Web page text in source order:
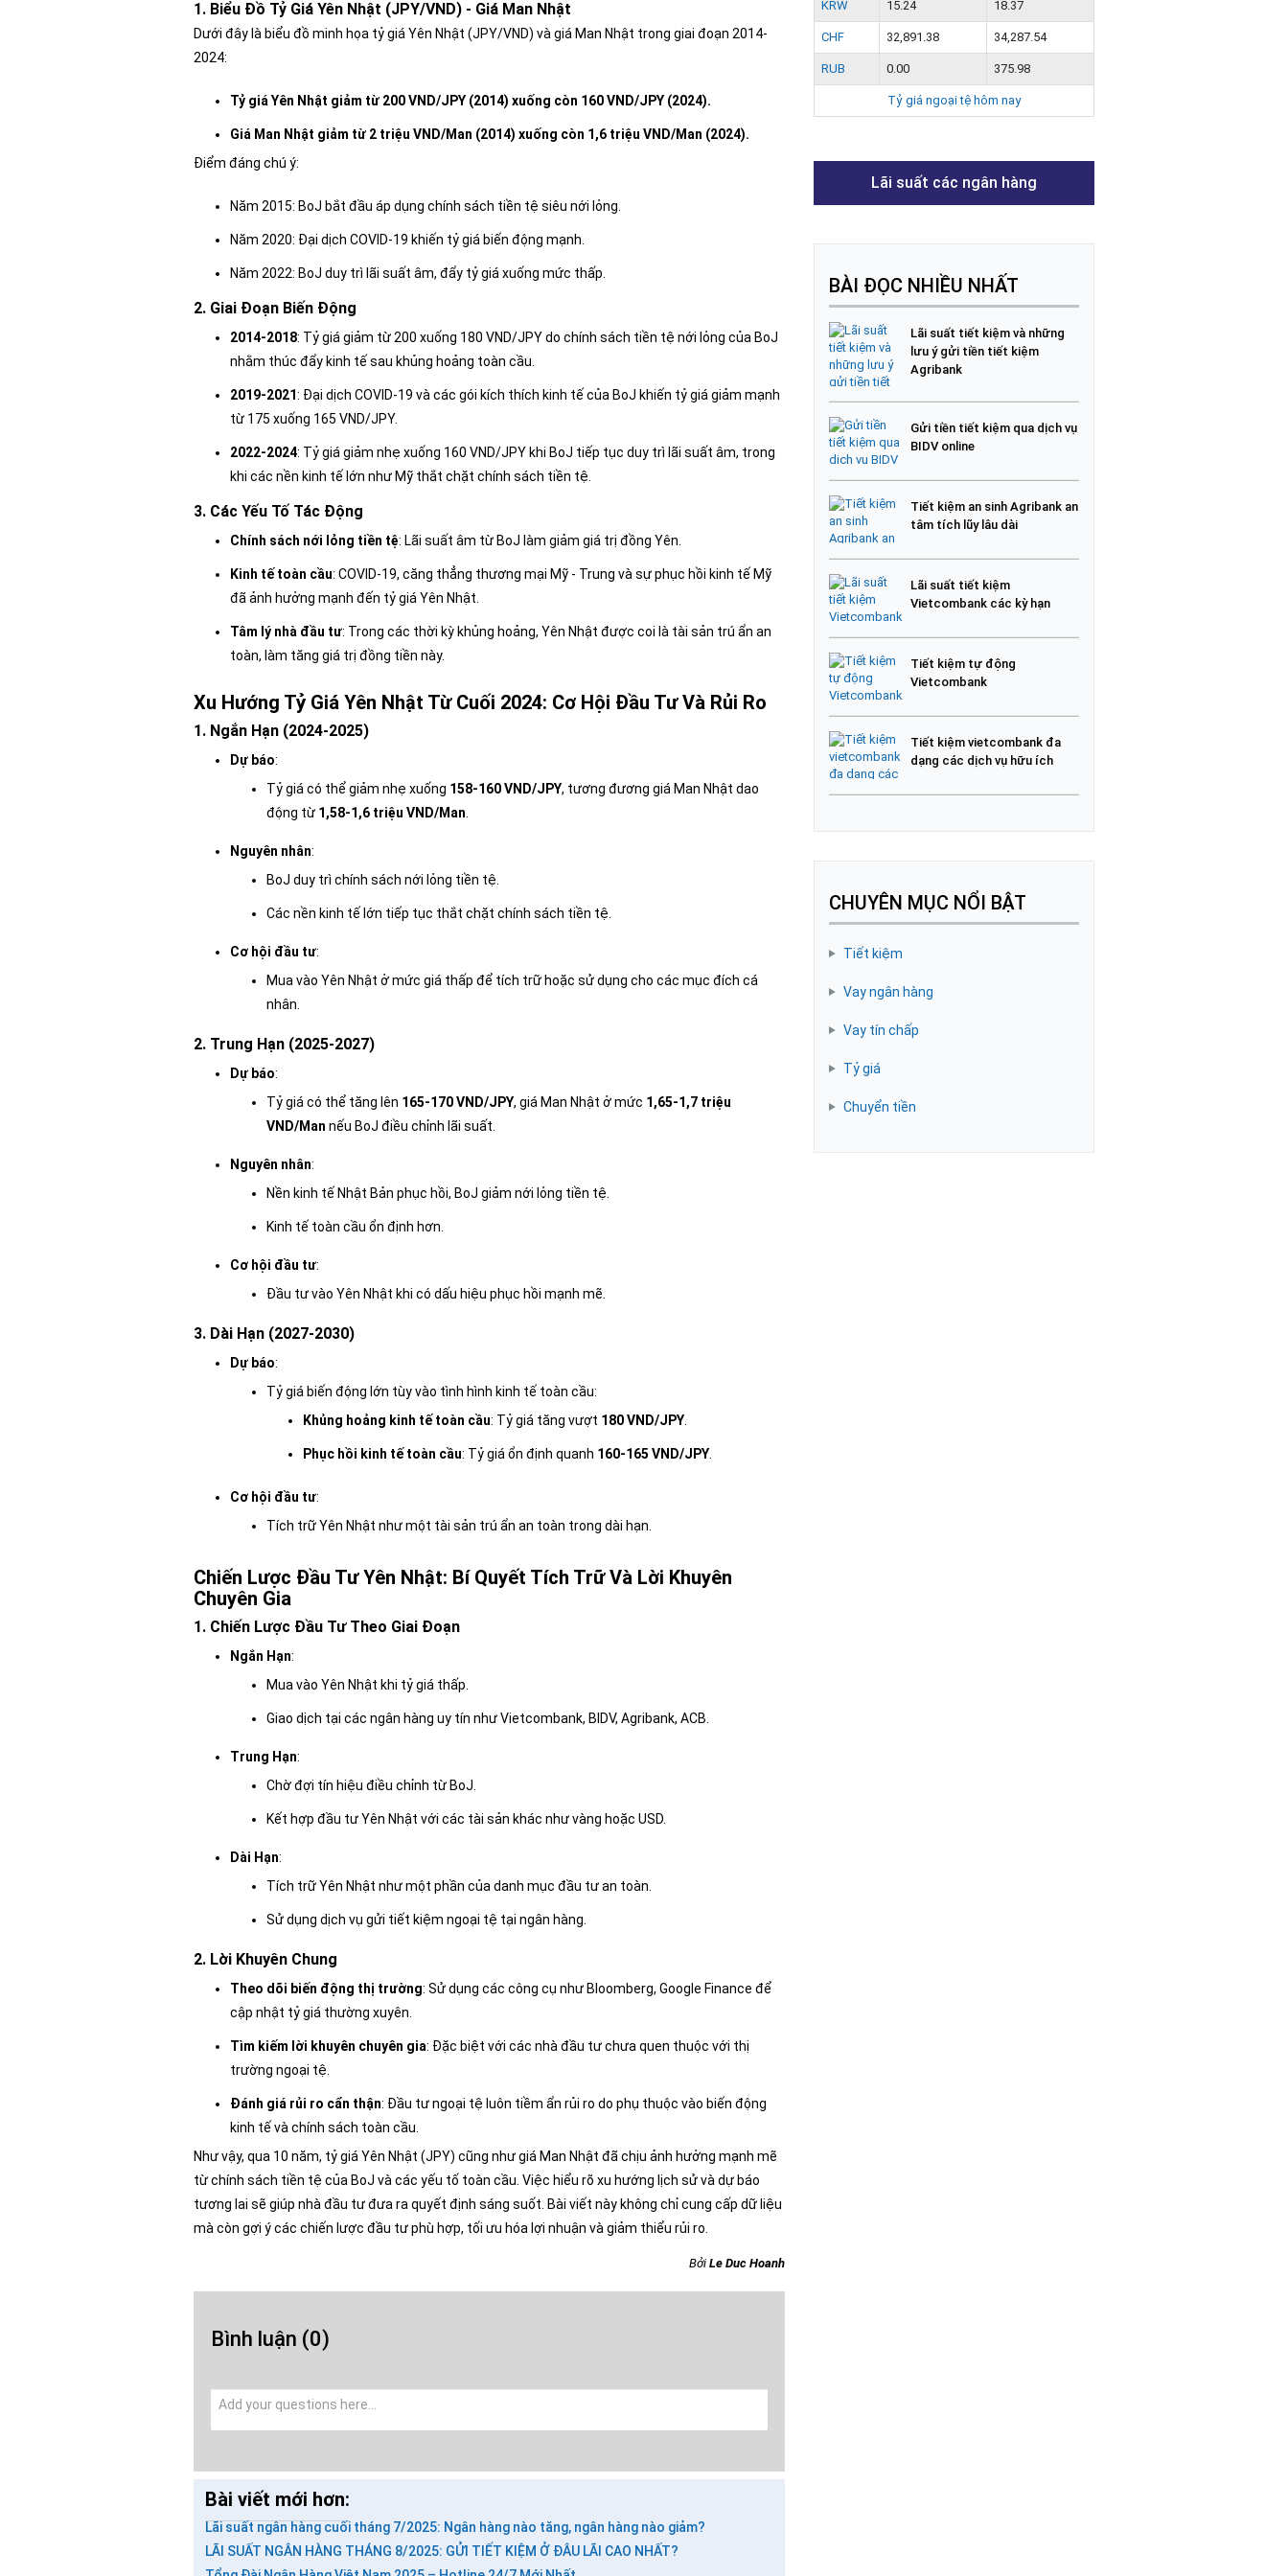
1. Biểu Đồ Tỷ Giá Yên Nhật (JPY/VND) - Giá Man Nhật
Dưới đây là biểu đồ minh họa tỷ giá Yên Nhật (JPY/VND) và giá Man Nhật trong giai đoạn 2014-
2024:
Tỷ giá Yên Nhật giảm từ 200 VND/JPY (2014) xuống còn 160 VND/JPY (2024).
Giá Man Nhật giảm từ 2 triệu VND/Man (2014) xuống còn 1,6 triệu VND/Man (2024).
Điểm đáng chú ý:
Năm 2015: BoJ bắt đầu áp dụng chính sách tiền tệ siêu nới lỏng.
Năm 2020: Đại dịch COVID-19 khiến tỷ giá biến động mạnh.
Năm 2022: BoJ duy trì lãi suất âm, đẩy tỷ giá xuống mức thấp.
2. Giai Đoạn Biến Động
2014-2018: Tỷ giá giảm từ 200 xuống 180 VND/JPY do chính sách tiền tệ nới lỏng của BoJ
nhằm thúc đẩy kinh tế sau khủng hoảng toàn cầu.
2019-2021: Đại dịch COVID-19 và các gói kích thích kinh tế của BoJ khiến tỷ giá giảm mạnh
từ 175 xuống 165 VND/JPY.
2022-2024: Tỷ giá giảm nhẹ xuống 160 VND/JPY khi BoJ tiếp tục duy trì lãi suất âm, trong
khi các nền kinh tế lớn như Mỹ thắt chặt chính sách tiền tệ.
3. Các Yếu Tố Tác Động
Chính sách nới lỏng tiền tệ: Lãi suất âm từ BoJ làm giảm giá trị đồng Yên.
Kinh tế toàn cầu: COVID-19, căng thẳng thương mại Mỹ - Trung và sự phục hồi kinh tế Mỹ
đã ảnh hưởng mạnh đến tỷ giá Yên Nhật.
Tâm lý nhà đầu tư: Trong các thời kỳ khủng hoảng, Yên Nhật được coi là tài sản trú ẩn an
toàn, làm tăng giá trị đồng tiền này.
Xu Hướng Tỷ Giá Yên Nhật Từ Cuối 2024: Cơ Hội Đầu Tư Và Rủi Ro
1. Ngắn Hạn (2024-2025)
Dự báo:
Tỷ giá có thể giảm nhẹ xuống 158-160 VND/JPY, tương đương giá Man Nhật dao
động từ 1,58-1,6 triệu VND/Man
Nguyên nhân:
BoJ duy trì chính sách nới lỏng tiền tệ.
Các nền kinh tế lớn tiếp tục thắt chặt chính sách tiền tệ.
Cơ hội đầu tư:
Mua vào Yên Nhật ở mức giá thấp để tích trữ hoặc sử dụng cho các mục đích cá
nhân.
2. Trung Hạn (2025-2027)
Dự báo:
Tỷ giá có thể tăng lên 165-170 VND/JPY, giá Man Nhật ở mức 1,65-1,7 triệu
VND/Man nếu BoJ điều chỉnh lãi suất.
Nguyên nhân:
Nền kinh tế Nhật Bản phục hồi, BoJ giảm nới lỏng tiền tệ.
Kinh tế toàn cầu ổn định hơn.
Cơ hội đầu tư:
Đầu tư vào Yên Nhật khi có dấu hiệu phục hồi mạnh mẽ.
3. Dài Hạn (2027-2030)
Dự báo:
Tỷ giá biến động lớn tùy vào tình hình kinh tế toàn cầu:
Khủng hoảng kinh tế toàn cầu: Tỷ giá tăng vượt 180 VND/JPY
Phục hồi kinh tế toàn cầu: Tỷ giá ổn định quanh 160-165 VND/JPY
Cơ hội đầu tư:
Tích trữ Yên Nhật như một tài sản trú ẩn an toàn trong dài hạn.
Chiến Lược Đầu Tư Yên Nhật: Bí Quyết Tích Trữ Và Lời Khuyên
Chuyên Gia
1. Chiến Lược Đầu Tư Theo Giai Đoạn
Ngắn Hạn:
Mua vào Yên Nhật khi tỷ giá thấp.
Giao dịch tại các ngân hàng uy tín như Vietcombank, BIDV, Agribank, ACB.
Trung Hạn:
Chờ đợi tín hiệu điều chỉnh từ BoJ.
Kết hợp đầu tư Yên Nhật với các tài sản khác như vàng hoặc USD.
Dài Hạn:
Tích trữ Yên Nhật như một phần của danh mục đầu tư an toàn.
Sử dụng dịch vụ gửi tiết kiệm ngoại tệ tại ngân hàng.
2. Lời Khuyên Chung
Theo dõi biến động thị trường: Sử dụng các công cụ như Bloomberg, Google Finance để
cập nhật tỷ giá thường xuyên.
Tìm kiếm lời khuyên chuyên gia: Đặc biệt với các nhà đầu tư chưa quen thuộc với thị
trường ngoại tệ.
Đánh giá rủi ro cẩn thận: Đầu tư ngoại tệ luôn tiềm ẩn rủi ro do phụ thuộc vào biến động
kinh tế và chính sách toàn cầu.
Như vậy, qua 10 năm, tỷ giá Yên Nhật (JPY) cũng như giá Man Nhật đã chịu ảnh hưởng mạnh mẽ
từ chính sách tiền tệ của BoJ và các yếu tố toàn cầu. Việc hiểu rõ xu hướng lịch sử và dự báo
tương lai sẽ giúp nhà đầu tư đưa ra quyết định sáng suốt. Bài viết này không chỉ cung cấp dữ liệu
mà còn gợi ý các chiến lược đầu tư phù hợp, tối ưu hóa lợi nhuận và giảm thiểu rủi ro.
Bởi Le Duc Hoanh
Bình luận (0)
Bài viết mới hơn:
Lãi suất ngân hàng cuối tháng 7/2025: Ngân hàng nào tăng, ngân hàng nào giảm?
LÃI SUẤT NGÂN HÀNG THÁNG 8/2025: GỬI TIẾT KIỆM Ở ĐÂU LÃI CAO NHẤT?
KRW 15.24 18.37
CHF 32,891.38 34,287.54
RUB 0.00 375.98
Tỷ giá ngoại tệ hôm nay
Lãi suất các ngân hàng
BÀI ĐỌC NHIỀU NHẤT
Lãi suất tiết kiệm và những
lưu ý gửi tiền tiết kiệm
Agribank
Gửi tiền tiết kiệm qua dịch vụ
BIDV online
Tiết kiệm an sinh Agribank an
tâm tích lũy lâu dài
Lãi suất tiết kiệm
Vietcombank các kỳ hạn
Tiết kiệm tự động
Vietcombank
Tiết kiệm vietcombank đa
dạng các dịch vụ hữu ích
CHUYÊN MỤC NỔI BẬT
Tiết kiệm
Vay ngân hàng
Vay tín chấp
Tỷ giá
Chuyển tiền